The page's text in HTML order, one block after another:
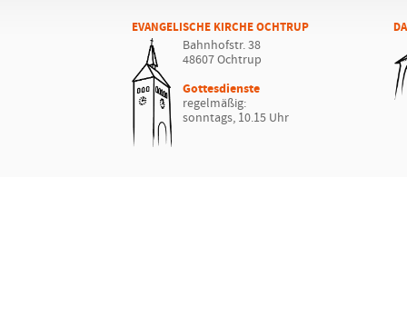
EVANGELISCHE KIRCHE OCHTRUP
Bahnhofstr. 38
48607 Ochtrup
Gottesdienste
regelmäßig:
sonntags, 10.15 Uhr